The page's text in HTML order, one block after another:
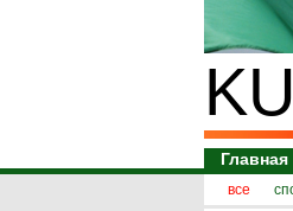
Главная
все